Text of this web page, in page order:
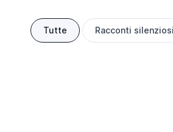
Tutte Racconti silenziosi